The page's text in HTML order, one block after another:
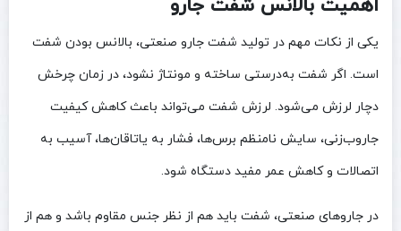
اهمیت بالانس شفت جارو
یکی از نکات مهم در تولید شفت جارو صنعتی، بالانس بودن شفت
است. اگر شفت به‌درستی ساخته و مونتاژ نشود، در زمان چرخش
دچار لرزش می‌شود. لرزش شفت می‌تواند باعث کاهش کیفیت
جاروب‌زنی، سایش نامنظم برس‌ها، فشار به یاتاقان‌ها، آسیب به
اتصالات و کاهش عمر مفید دستگاه شود.
در جاروهای صنعتی، شفت باید هم از نظر جنس مقاوم باشد و هم از